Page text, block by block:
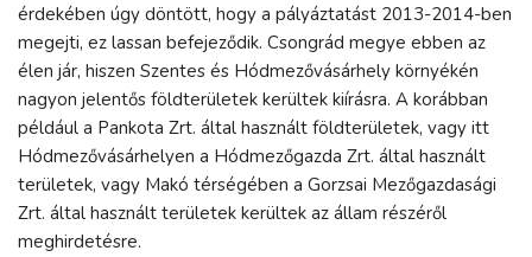
érdekében úgy döntött, hogy a pályáztatást 2013-2014-ben
megejti, ez lassan befejeződik. Csongrád megye ebben az
élen jár, hiszen Szentes és Hódmezővásárhely környékén
nagyon jelentős földterületek kerültek kiírásra. A korábban
például a Pankota Zrt. által használt földterületek, vagy itt
Hódmezővásárhelyen a Hódmezőgazda Zrt. által használt
területek, vagy Makó térségében a Gorzsai Mezőgazdasági
Zrt. által használt területek kerültek az állam részéről
meghirdetésre.